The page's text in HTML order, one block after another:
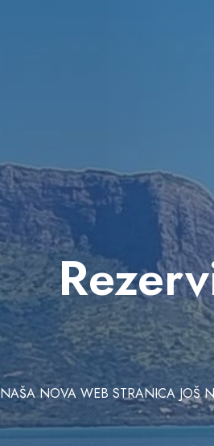
NAŠA NOVA WEB STRANICA JOŠ